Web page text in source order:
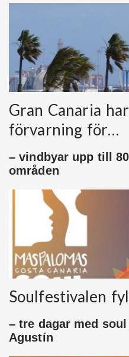
Gran Canaria
förvarning för…
– vindbyar upp till
områden
Soulfestivalen
– tre dagar med
Agustín